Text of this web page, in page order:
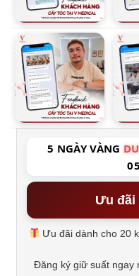
5 NGÀY VÀNG
Ưu đãi
Ưu đãi dành cho 20
Đăng ký giữ suất ngay